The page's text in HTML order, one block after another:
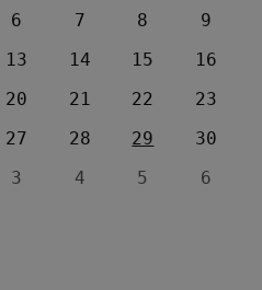
6 7 8
9
13 14 15
16
20 21 22
23
27 28 29
30
3 4 5 6